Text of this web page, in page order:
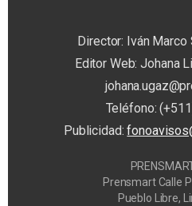
Director: Iván
Editor Web: Johana
Teléfono:
Publicidad:
Prensmart Calle
Pueblo Libre,